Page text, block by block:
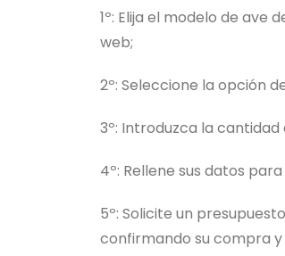
1º: Elija el modelo de ave
web;
2º: Seleccione la opción
3º: Introduzca la
4º: Rellene sus datos
5º: Solicite un
confirmando su compra